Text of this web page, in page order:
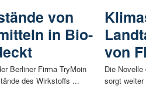
von
in Bio-
Berliner Firma TryMoin
des Wirkstoffs ...
von
Die
sorgt